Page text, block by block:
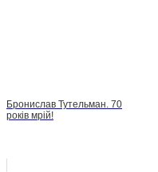
Бронислав Тутельман. 70
років мрій!